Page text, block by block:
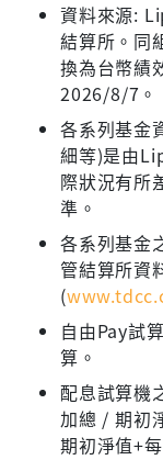
資料來源:
結算所。同
換為台幣績
2026/8/7。
各系列基金
細等)是由
際狀況有所
準。
各系列基金
管結算所資
(
自由Pay試
算。
配息試算機
加總 / 期初
期初淨值+